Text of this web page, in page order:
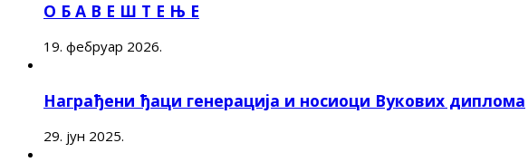
О Б А В Е Ш Т Е Њ Е
19. фебруар 2026.
Награђени ђаци генерација и носиоци Вукових диплома
29. јун 2025.